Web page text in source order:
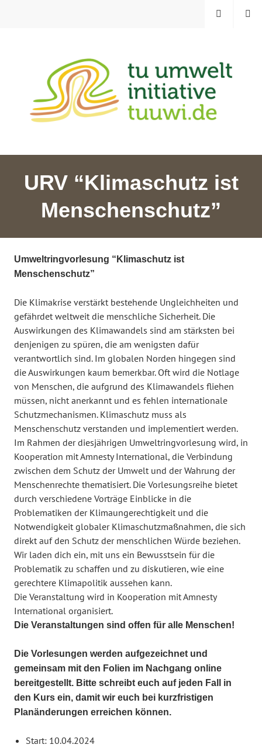
TU UMWELTINITIATIVE
MENÜ
SUCHE
URV “Klimaschutz ist
Menschenschutz”
Umweltringvorlesung “Klimaschutz ist
Menschenschutz”
Die Klimakrise verstärkt bestehende Ungleichheiten und
gefährdet weltweit die menschliche Sicherheit. Die
Auswirkungen des Klimawandels sind am stärksten bei
denjenigen zu spüren, die am wenigsten dafür
verantwortlich sind. Im globalen Norden hingegen sind
die Auswirkungen kaum bemerkbar. Oft wird die Notlage
von Menschen, die aufgrund des Klimawandels fliehen
müssen, nicht anerkannt und es fehlen internationale
Schutzmechanismen. Klimaschutz muss als
Menschenschutz verstanden und implementiert werden.
Im Rahmen der diesjährigen Umweltringvorlesung wird, in
Kooperation mit Amnesty International, die Verbindung
zwischen dem Schutz der Umwelt und der Wahrung der
Menschenrechte thematisiert. Die Vorlesungsreihe bietet
durch verschiedene Vorträge Einblicke in die
Problematiken der Klimaungerechtigkeit und die
Notwendigkeit globaler Klimaschutzmaßnahmen, die sich
direkt auf den Schutz der menschlichen Würde beziehen.
Wir laden dich ein, mit uns ein Bewusstsein für die
Problematik zu schaffen und zu diskutieren, wie eine
gerechtere Klimapolitik aussehen kann.
Die Veranstaltung wird in Kooperation mit Amnesty
International organisiert.
Die Veranstaltungen sind offen für alle Menschen!
Die Vorlesungen werden aufgezeichnet und
gemeinsam mit den Folien im Nachgang online
bereitgestellt. Bitte schreibt euch auf jeden Fall in
den Kurs ein, damit wir euch bei kurzfristigen
Planänderungen erreichen können.
Start: 10.04.2024